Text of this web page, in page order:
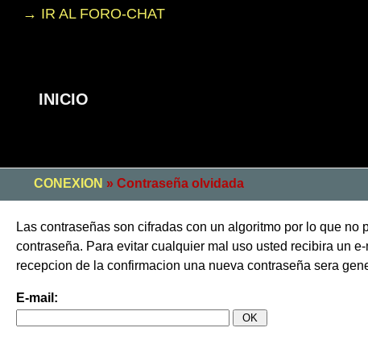
→ IR AL FORO-CHAT
INICIO
CONEXION » Contraseña olvidada
Las contraseñas son cifradas con un algoritmo por lo que
contraseña. Para evitar cualquier mal uso usted recibira un
recepcion de la confirmacion una nueva contraseña sera
E-mail: